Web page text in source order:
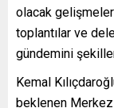
olacak
toplantılar ve
gündemini
Kemal
beklenen